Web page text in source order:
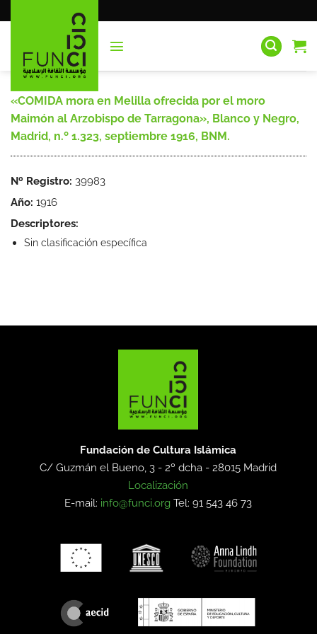
al
«COMIDA mora en Melilla ofrecida por el moro
Maimón al Arzobispo de Tarragona», Blanco y Negro,
Madrid, n.º 1.323, septiembre 1916, BNM.
Nº Registro: 39983
Año: 1916
Descriptores:
Sin clasificación específica
Fundación de Cultura Islámica
C/ Guzmán el Bueno, 3 - 2º dcha -28015 Madrid
Localización
E-mail: info@funci.org Tel: 91 543 46 73